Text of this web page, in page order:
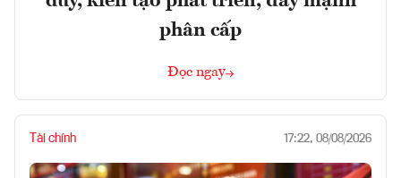
phân cấp
Đọc ngay
Tài chính 17:22, 08/08/2026